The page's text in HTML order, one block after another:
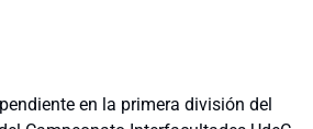
en la primera división del